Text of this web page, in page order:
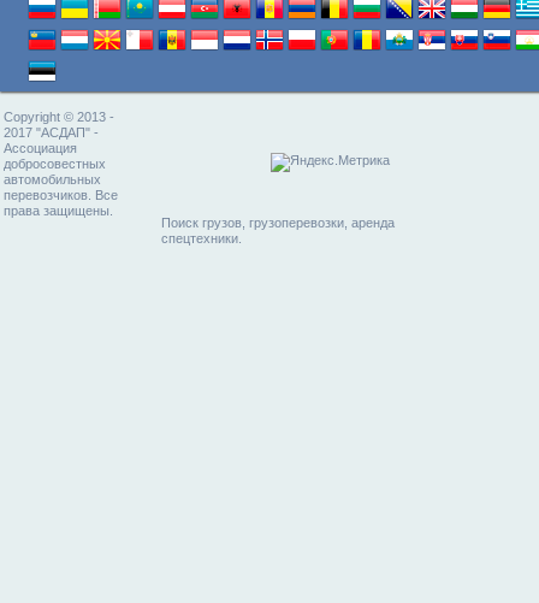
Copyright © 2013 -
2017 "АСДАП" -
Ассоциация
добросовестных
автомобильных
перевозчиков. Все
права защищены.
Поиск грузов, грузоперевозки, аренда
спецтехники.